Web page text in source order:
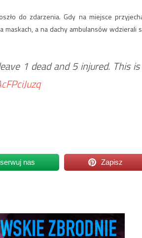
do zdarzenia. Gdy na miejsce
maskach, a na dachy ambulansów wdzierali
1 dead and 5 injured. This is
nas Zapisz